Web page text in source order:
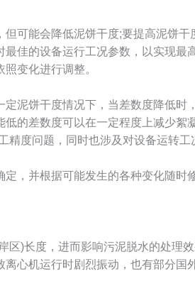
可能会降低泥饼干度;要提高泥饼
佳的设备运行工况参数，以实现最
变化进行调整。
泥饼干度情况下，当差数度降低时
的差数度可以在一定程度上减少絮
度问题，同时也涉及对设备运转工
，并根据可能发生的各种变化随时修
)长度，进而影响污泥脱水的处理
心机运行时剧烈振动，也有部分国